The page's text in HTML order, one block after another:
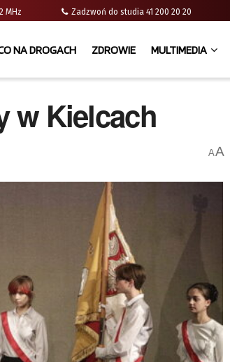
MHz Zadzwoń do studia 41 200 20 20
NA DROGACH ZDROWIE MULTIMEDIA
w Kielcach
AA